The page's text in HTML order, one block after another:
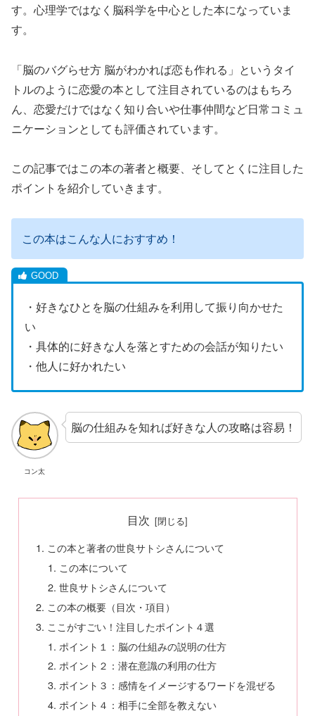
す。心理学ではなく脳科学を中心とした本になっていま
す。
「脳のバグらせ方 脳がわかれば恋も作れる」というタイ
トルのように恋愛の本として注目されているのはもちろ
ん、恋愛だけではなく知り合いや仕事仲間など日常コミュ
ニケーションとしても評価されています。
この記事ではこの本の著者と概要、そしてとくに注目した
ポイントを紹介していきます。
この本はこんな人におすすめ！
・好きなひとを脳の仕組みを利用して振り向かせた
い
・具体的に好きな人を落とすための会話が知りたい
・他人に好かれたい
コン太
脳の仕組みを知れば好きな人の攻略は容易！
目次
この本と著者の世良サトシさんについて
この本について
世良サトシさんについて
この本の概要（目次・項目）
ここがすごい！注目したポイント４選
ポイント１：脳の仕組みの説明の仕方
ポイント２：潜在意識の利用の仕方
ポイント３：感情をイメージするワードを混ぜる
ポイント４：相手に全部を教えない